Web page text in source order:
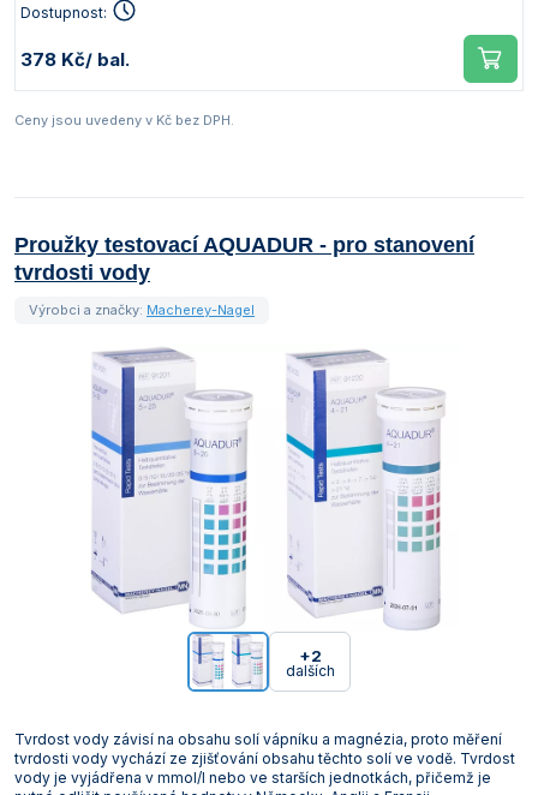
Dostupnost:
378 Kč/ bal.
Ceny jsou uvedeny v Kč bez DPH.
Proužky testovací AQUADUR - pro stanovení
tvrdosti vody
+2
dalších
Výrobci a značky: Macherey-Nagel
Tvrdost vody závisí na obsahu solí vápníku a magnézia, proto měření
tvrdosti vody vychází ze zjišťování obsahu těchto solí ve vodě. Tvrdost
vody je vyjádřena v mmol/l nebo ve starších jednotkách, přičemž je